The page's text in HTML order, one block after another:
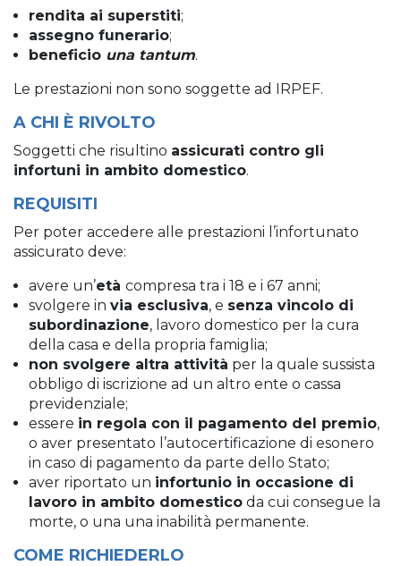
rendita ai superstiti;
assegno funerario;
beneficio una tantum.
Le prestazioni non sono soggette ad IRPEF.
A CHI È RIVOLTO
Soggetti che risultino assicurati contro gli
infortuni in ambito domestico.
REQUISITI
Per poter accedere alle prestazioni l’infortunato
assicurato deve:
avere un’età compresa tra i 18 e i 67 anni;
svolgere in via esclusiva, e senza vincolo di
subordinazione, lavoro domestico per la cura
della casa e della propria famiglia;
non svolgere altra attività per la quale sussista
obbligo di iscrizione ad un altro ente o cassa
previdenziale;
essere in regola con il pagamento del premio,
o aver presentato l’autocertificazione di esonero
in caso di pagamento da parte dello Stato;
aver riportato un infortunio in occasione di
lavoro in ambito domestico da cui consegue la
morte, o una una inabilità permanente.
COME RICHIEDERLO